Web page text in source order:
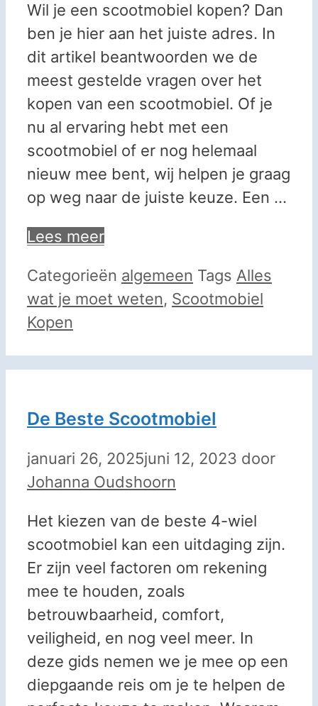
Wil je een scootmobiel kopen? Dan
ben je hier aan het juiste adres. In
dit artikel beantwoorden we de
meest gestelde vragen over het
kopen van een scootmobiel. Of je
nu al ervaring hebt met een
scootmobiel of er nog helemaal
nieuw mee bent, wij helpen je graag
op weg naar de juiste keuze. Een …
Lees meer
Categorieën algemeen Tags Alles
wat je moet weten, Scootmobiel
Kopen
De Beste Scootmobiel
januari 26, 2025juni 12, 2023 door
Johanna Oudshoorn
Het kiezen van de beste 4-wiel
scootmobiel kan een uitdaging zijn.
Er zijn veel factoren om rekening
mee te houden, zoals
betrouwbaarheid, comfort,
veiligheid, en nog veel meer. In
deze gids nemen we je mee op een
diepgaande reis om je te helpen de